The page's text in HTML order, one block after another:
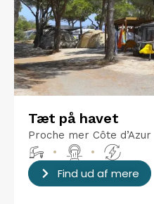
Tæt på havet
Proche mer Côte d’Azur
•
•
Find ud af mere